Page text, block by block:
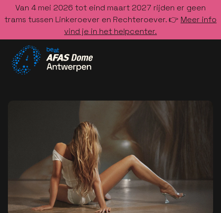
Van 4 mei 2026 tot eind maart 2027 rijden er geen
trams tussen Linkeroever en Rechteroever. 👉 Meer info
vind je in het helpcenter.